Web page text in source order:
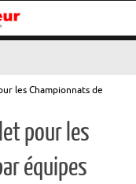
les Championnats de
pour les
équipes